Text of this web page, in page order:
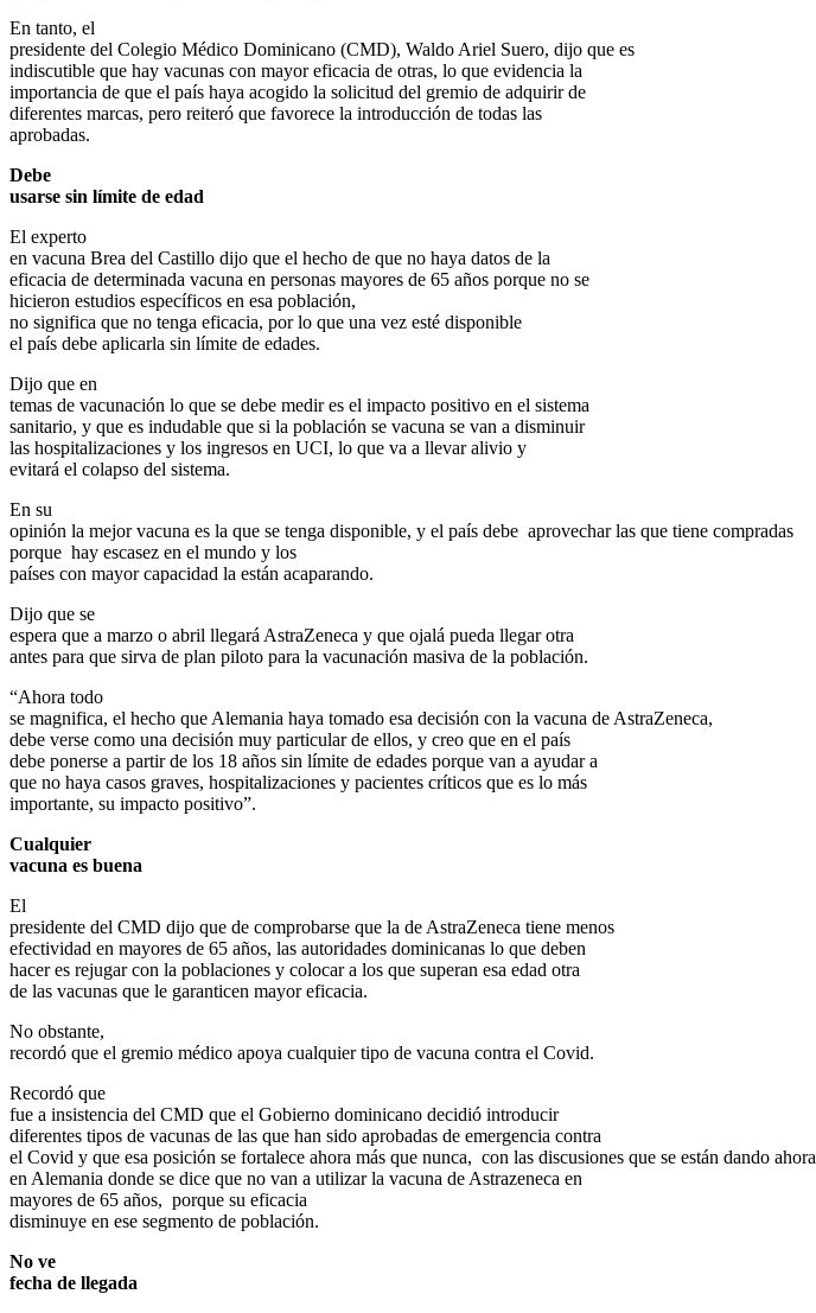
En tanto, el
presidente del Colegio Médico Dominicano (CMD), Waldo Ariel Suero, dijo que es
indiscutible que hay vacunas con mayor eficacia de otras, lo que evidencia la
importancia de que el país haya acogido la solicitud del gremio de adquirir de
diferentes marcas, pero reiteró que favorece la introducción de todas las
aprobadas.
Debe
usarse sin límite de edad
El experto
en vacuna Brea del Castillo dijo que el hecho de que no haya datos de la
eficacia de determinada vacuna en personas mayores de 65 años porque no se
hicieron estudios específicos en esa población,
no significa que no tenga eficacia, por lo que una vez esté disponible
el país debe aplicarla sin límite de edades.
Dijo que en
temas de vacunación lo que se debe medir es el impacto positivo en el sistema
sanitario, y que es indudable que si la población se vacuna se van a disminuir
las hospitalizaciones y los ingresos en UCI, lo que va a llevar alivio y
evitará el colapso del sistema.
En su
opinión la mejor vacuna es la que se tenga disponible, y el país debe aprovechar las que tiene compradas
porque hay escasez en el mundo y los
países con mayor capacidad la están acaparando.
Dijo que se
espera que a marzo o abril llegará AstraZeneca y que ojalá pueda llegar otra
antes para que sirva de plan piloto para la vacunación masiva de la población.
“Ahora todo
se magnifica, el hecho que Alemania haya tomado esa decisión con la vacuna de AstraZeneca,
debe verse como una decisión muy particular de ellos, y creo que en el país
debe ponerse a partir de los 18 años sin límite de edades porque van a ayudar a
que no haya casos graves, hospitalizaciones y pacientes críticos que es lo más
importante, su impacto positivo”.
Cualquier
vacuna es buena
El
presidente del CMD dijo que de comprobarse que la de AstraZeneca tiene menos
efectividad en mayores de 65 años, las autoridades dominicanas lo que deben
hacer es rejugar con la poblaciones y colocar a los que superan esa edad otra
de las vacunas que le garanticen mayor eficacia.
No obstante,
recordó que el gremio médico apoya cualquier tipo de vacuna contra el Covid.
Recordó que
fue a insistencia del CMD que el Gobierno dominicano decidió introducir
diferentes tipos de vacunas de las que han sido aprobadas de emergencia contra
el Covid y que esa posición se fortalece ahora más que nunca, con las discusiones que se están dando ahora
en Alemania donde se dice que no van a utilizar la vacuna de Astrazeneca en
mayores de 65 años, porque su eficacia
disminuye en ese segmento de población.
No ve
fecha de llegada